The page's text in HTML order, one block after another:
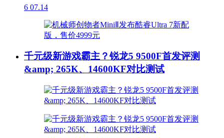
6 07.14
千元级新游戏霸主？锐龙5 9500F首发评测
&amp; 265K、14600KF对比测试